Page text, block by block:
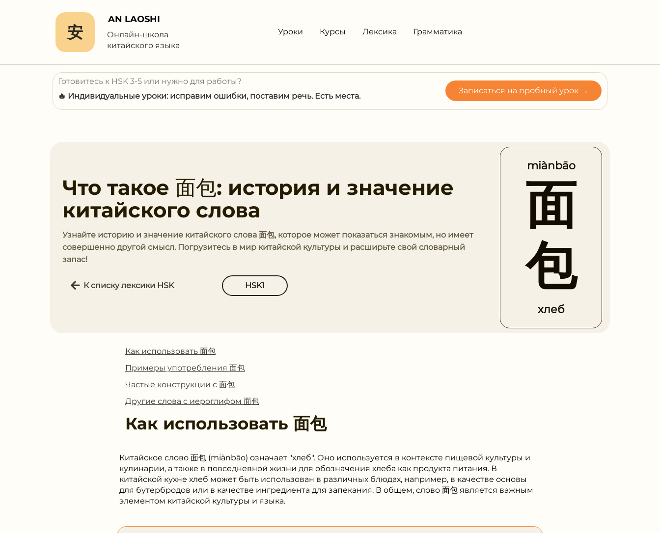
安
AN LAOSHI
Онлайн-школа
китайского языка
Уроки Курсы Лексика Грамматика
Готовитесь к HSK 3-5 или нужно для работы?
🔥 Индивидуальные уроки: исправим ошибки, поставим речь. Есть места.
Записаться на пробный урок →
Что такое 面包: история и значение
китайского слова
Узнайте историю и значение китайского слова 面包, которое может показаться знакомым, но имеет
совершенно другой смысл. Погрузитесь в мир китайской культуры и расширьте свой словарный
запас!
К списку лексики HSK HSK1
miànbāo
面
包
хлеб
Как использовать 面包
Примеры употребления 面包
Частые конструкции с 面包
Другие слова с иероглифом 面包
Как использовать 面包
Китайское слово 面包 (miànbāo) означает "хлеб". Оно используется в контексте пищевой культуры и
кулинарии, а также в повседневной жизни для обозначения хлеба как продукта питания. В
китайской кухне хлеб может быть использован в различных блюдах, например, в качестве основы
для бутербродов или в качестве ингредиента для запекания. В общем, слово 面包 является важным
элементом китайской культуры и языка.